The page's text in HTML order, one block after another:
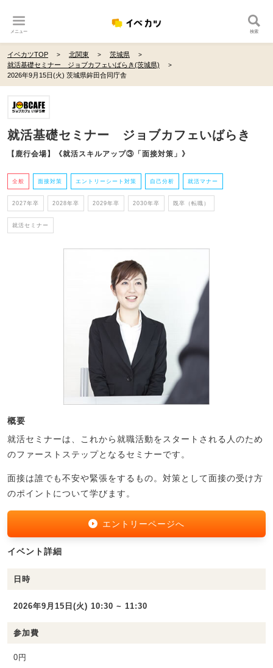
メニュー 検索
イベカツTOP 北関東
茨城県
就活基礎セミナー ジョブカフェいばらき(茨城県)
2026年9月15日(火) 茨城県鉾田合同庁舎
就活基礎セミナー ジョブカフェいばらき
【鹿行会場】《就活スキルアップ③「面接対策」》
全般 面接対策 エントリーシート対策 自己分析 就活マナー
2027年卒 2028年卒 2029年卒 2030年卒 既卒（転職）
就活セミナー
概要
就活セミナーは、これから就職活動をスタートされる人のため
のファーストステップとなるセミナーです。
面接は誰でも不安や緊張をするもの。対策として面接の受け方
のポイントについて学びます。
エントリーページへ
イベント詳細
日時
2026年9月15日(火) 10:30 ~ 11:30
参加費
0円